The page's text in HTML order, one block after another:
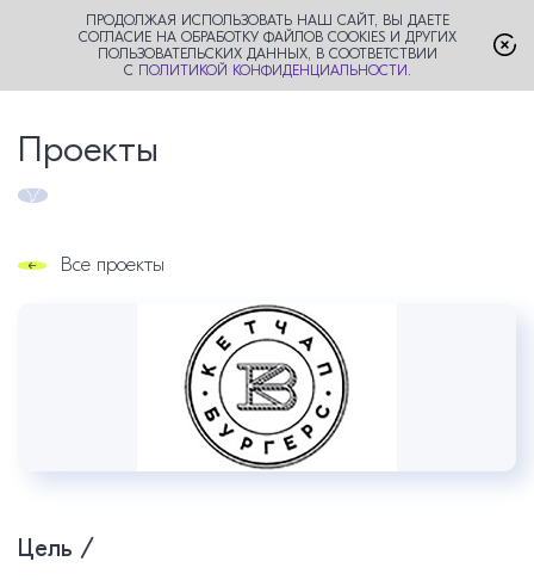
ПРОДОЛЖАЯ ИСПОЛЬЗОВАТЬ НАШ САЙТ, ВЫ ДАЕТЕ
СОГЛАСИЕ НА ОБРАБОТКУ ФАЙЛОВ COOKIES И ДРУГИХ
ПОЛЬЗОВАТЕЛЬСКИХ ДАННЫХ, В СООТВЕТСТВИИ
С ПОЛИТИКОЙ КОНФИДЕНЦИАЛЬНОСТИ .
Проекты
Все проекты
Цель /